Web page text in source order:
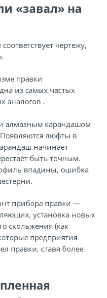
«завал» на
чертежу,
правки
из самых частых
аналогов .
алмазным карандашом
люфты в
начинает
быть точным.
впадины, ошибка
прибора правки —
установка новых
скольжения (как
предприятия
правки, ставя более